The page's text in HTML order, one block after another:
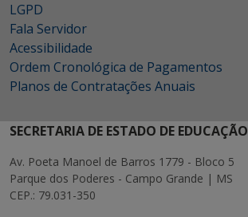
LGPD
Fala Servidor
Acessibilidade
Ordem Cronológica de Pagamentos
Planos de Contratações Anuais
SECRETARIA DE ESTADO DE EDUCAÇÃO
Av. Poeta Manoel de Barros 1779 - Bloco 5
Parque dos Poderes - Campo Grande | MS
CEP.: 79.031-350